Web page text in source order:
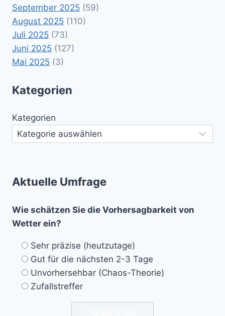
September 2025 (59)
August 2025 (110)
Juli 2025 (73)
Juni 2025 (127)
Mai 2025 (3)
Kategorien
Kategorien
Aktuelle Umfrage
Wie schätzen Sie die Vorhersagbarkeit von
Wetter ein?
Sehr präzise (heutzutage)
Gut für die nächsten 2-3 Tage
Unvorhersehbar (Chaos-Theorie)
Zufallstreffer